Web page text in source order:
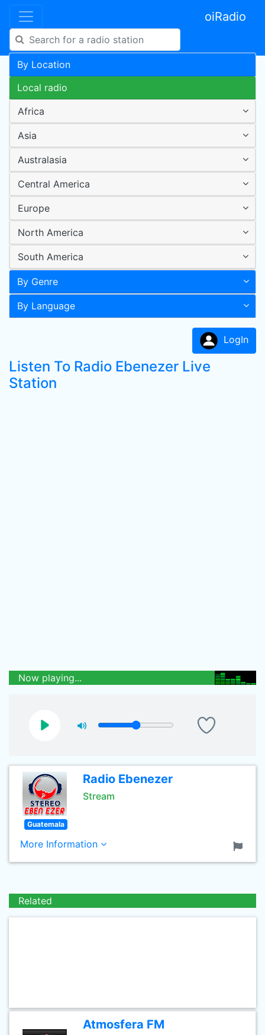
oiRadio
By Location
Local radio
Africa
Asia
Australasia
Central America
Europe
North America
South America
By Genre
By Language
LogIn
Listen To Radio Ebenezer Live
Station
Now playing...
Radio Ebenezer
Stream
Guatemala
More Information
Related
Atmosfera FM